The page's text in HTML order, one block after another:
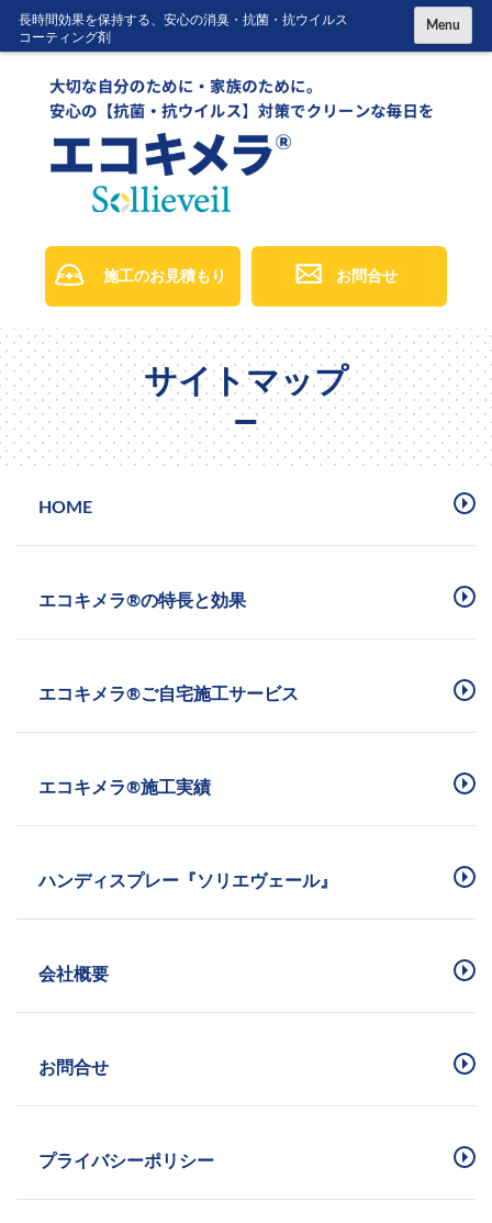
長時間効果を保持する、安心の消臭・抗菌・抗ウイルス
コーティング剤
施工のお見積もり お問合せ
Menu
サイトマップ
HOME
エコキメラ®︎の特長と効果
エコキメラ®︎ご自宅施工サービス
エコキメラ®︎施工実績
ハンディスプレー『ソリエヴェール』
会社概要
お問合せ
プライバシーポリシー